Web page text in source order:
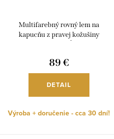
Multifarebný rovný lem na
kapucňu z pravej kožušiny
89 €
DETAIL
Výroba + doručenie - cca 30 dní!